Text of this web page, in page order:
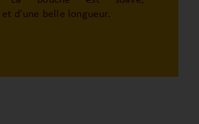
d'une belle longueur.